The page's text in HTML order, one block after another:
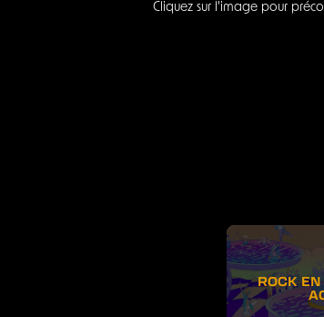
Cliquez sur l'image pour
ROCK